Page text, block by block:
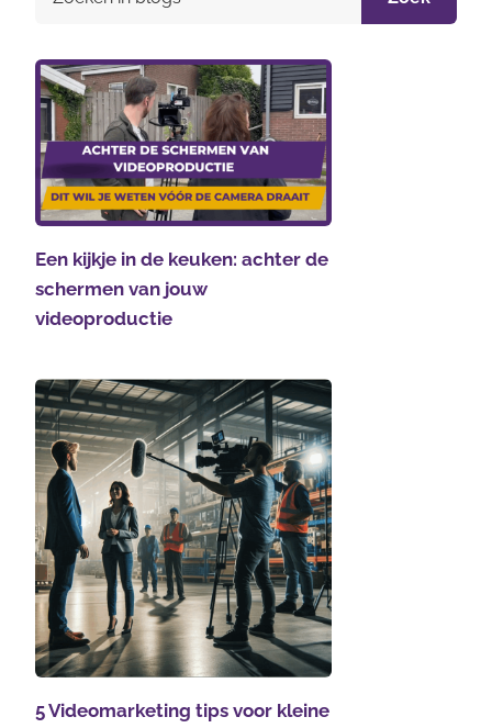
Een kijkje in de keuken: achter de
schermen van jouw
videoproductie
5 Videomarketing tips voor kleine